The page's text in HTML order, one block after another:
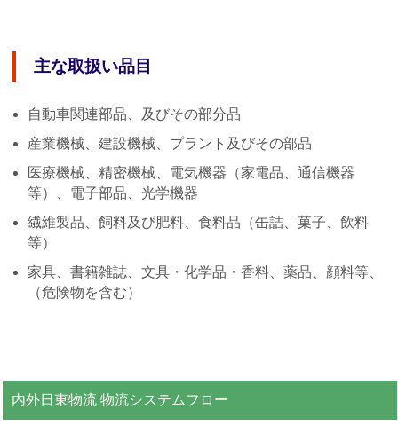
主な取扱い品目
自動車関連部品、及びその部分品
産業機械、建設機械、プラント及びその部品
医療機械、精密機械、電気機器（家電品、通信機器
等）、電子部品、光学機器
繊維製品、飼料及び肥料、食料品（缶詰、菓子、飲料
等）
家具、書籍雑誌、文具・化学品・香料、薬品、顔料等、
（危険物を含む）
内外日東物流 物流システムフロー